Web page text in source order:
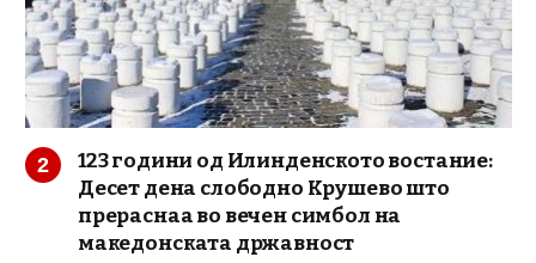
123 години од Илинденското востание:
Десет дена слободно Крушево што
прераснаа во вечен симбол на
македонската државност